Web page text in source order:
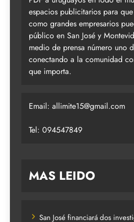
espacios publicitarios para
como grandes empresarios
público en San José y
medio de prensa número uno
conectando a la comunidad
que importa.
Email: allimite15@gmail.com
Tel: 094547849
MAS LEIDO
San José financiará dos